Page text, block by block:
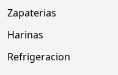
Zapaterias
Harinas
Refrigeracion